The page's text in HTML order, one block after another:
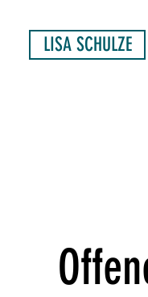
LISA SCHULZE